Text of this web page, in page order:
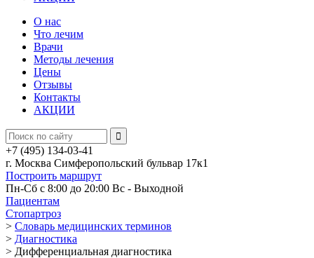
О нас
Что лечим
Врачи
Методы лечения
Цены
Отзывы
Контакты
АКЦИИ
+7 (495) 134-03-41
г. Москва Симферопольский бульвар 17к1
Построить маршрут
Пн-Сб с 8:00 до 20:00 Вс - Выходной
Пациентам
Стопартроз
> Словарь медицинских терминов
> Диагностика
> Дифференциальная диагностика